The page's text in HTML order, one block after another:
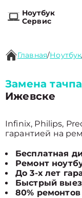
Ноутбук
Сервис
Главная/Ноутбук
Замена
Ижевске
Infinix, Philips,
гарантией на
Бесплатная
Ремонт
До 3-х лет
Быстрый
80%